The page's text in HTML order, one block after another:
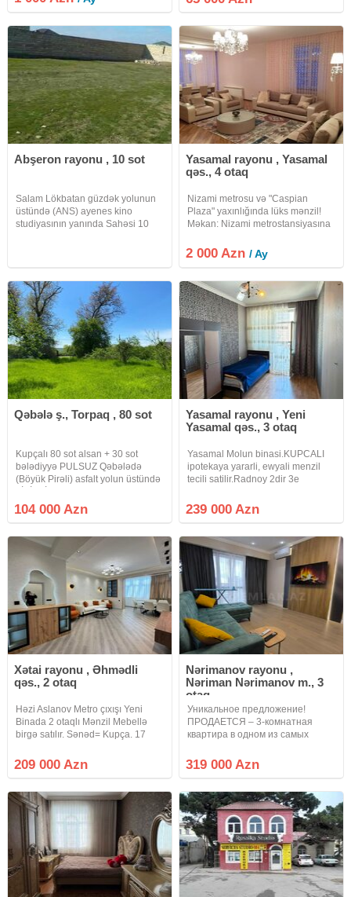
MUTLEQDIR. Uzun müddetli
binanin altinda avto
təmirli mənzil satışa çıxarılıb. Qaz,
Abşeron rayonu , 10 sot
Salam Lökbatan güzdək yolunun
üstündə (ANS) ayenes kino
studiyasının yanında Sahəsi 10
Yasamal rayonu , Yasamal
qəs., 4 otaq
Nizami metrosu və "Caspian
Plaza" yaxınlığında lüks mənzil!
Məkan: Nizami metrostansiyasına
dəqiqəlik piyada məsafədə.
Şəhərin mərkəzi, təhlükəsiz və
2 000 Azn/ Ay
Qəbələ ş., Torpaq , 80 sot
Kupçalı 80 sot alsan + 30 sot
bələdiyyə PULSUZ Qəbələdə
(Böyük Pirəli) asfalt yolun üstündə
sahəsi satılır (80 sot KUPÇALI+30
sot zəbt). Mülkiyyətçi özüməm. · 1
104 000 Azn
Yasamal rayonu , Yeni
Yasamal qəs., 3 otaq
Yasamal Molun binasi.KUPCALI
ipotekaya yararli, ewyali menzil
tecili satilir.Radnoy 2dir 3e
heyeti geniw parkinqi var. 17/6
.elave suali olan elaqe saxlasin,
239 000 Azn
Xətai rayonu , Əhmədli
qəs., 2 otaq
Həzi Aslanov Metro çıxışı Yeni
Binada 2 otaqlı Mənzil Mebellə
birgə satılır. Sənəd= Kupça. 17
Sahə= 83 kv. Yüksək səviyyədə və
son dizaynla təmir olunub.
Firma
209 000 Azn
Nərimanov rayonu ,
Nəriman Nərimanov m., 3
otaq
Уникальное предложение!
ПРОДАЕТСЯ – 3-комнатная
квартира в одном из самых
Наримановского района! Адрес:
Наримановский район, жилой
Narimanov" В блоке 2 лифта, На
319 000 Azn